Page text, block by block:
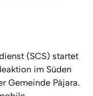
(SCS) startet
im Süden
Gemeinde Pájara.